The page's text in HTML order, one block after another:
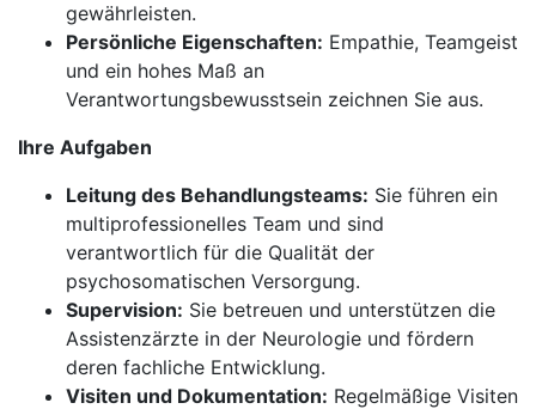
gewährleisten.
Persönliche Eigenschaften: Empathie, Teamgeist
und ein hohes Maß an
Verantwortungsbewusstsein zeichnen Sie aus.
Ihre Aufgaben
Leitung des Behandlungsteams: Sie führen ein
multiprofessionelles Team und sind
verantwortlich für die Qualität der
psychosomatischen Versorgung.
Supervision: Sie betreuen und unterstützen die
Assistenzärzte in der Neurologie und fördern
deren fachliche Entwicklung.
Visiten und Dokumentation: Regelmäßige Visiten